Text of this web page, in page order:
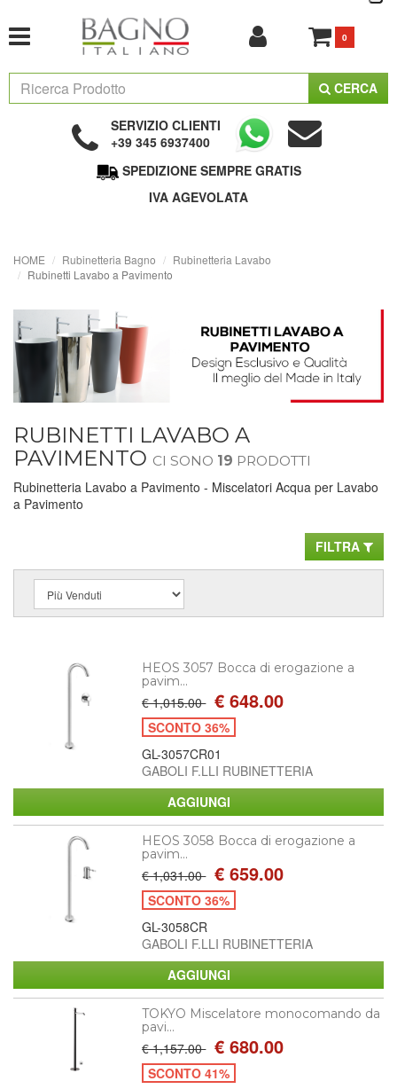
0
CERCA
SERVIZIO CLIENTI
+39 345 6937400
SPEDIZIONE SEMPRE GRATIS
IVA AGEVOLATA
HOME Rubinetteria Bagno
Rubinetteria Lavabo
Rubinetti Lavabo a Pavimento
RUBINETTI LAVABO A
PAVIMENTO CI SONO 19 PRODOTTI
Rubinetteria Lavabo a Pavimento - Miscelatori Acqua per Lavabo
a Pavimento
FILTRA
HEOS 3057 Bocca di erogazione a
pavim...
€ 1,015.00 € 648.00
SCONTO 36%
GL-3057CR01
GABOLI F.LLI RUBINETTERIA
HEOS 3058 Bocca di erogazione a
pavim...
€ 1,031.00 € 659.00
SCONTO 36%
GL-3058CR
GABOLI F.LLI RUBINETTERIA
TOKYO Miscelatore monocomando da
pavi...
€ 1,157.00 € 680.00
SCONTO 41%